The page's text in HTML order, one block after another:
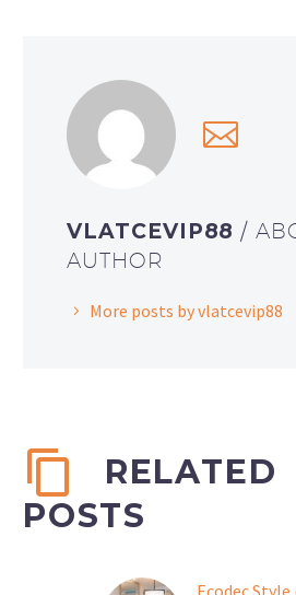
VLATCEVIP88 /
AUTHOR
More posts by vlatcevip88
RELATED
POSTS
Ecodec